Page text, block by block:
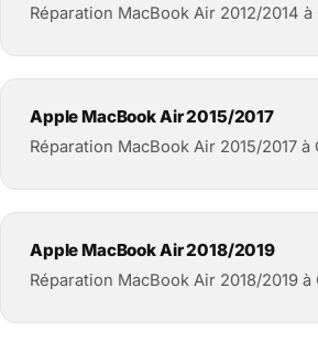
Réparation MacBook Air 2012/2014
Apple MacBook Air 2015/2017
Réparation MacBook Air 2015/2017
Apple MacBook Air 2018/2019
Réparation MacBook Air 2018/2019